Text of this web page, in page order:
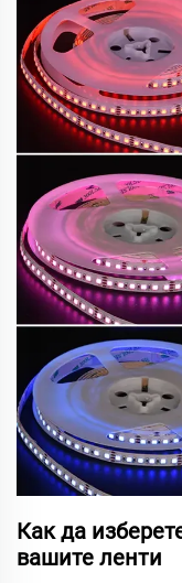
Как да
вашите ленти